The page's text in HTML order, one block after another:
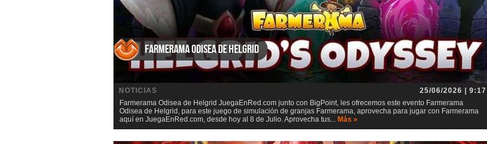
Farmerama Odisea de Helgrid
NOTICIAS
25/06/2026 | 9:17
Farmerama Odisea de Helgrid JuegaEnRed.com junto con BigPoint, les ofrecemos este evento Farmerama
Odisea de Helgrid, para este juego de simulación de granjas Farmerama, aprovecha para jugar con Farmerama
aquí en JuegaEnRed.com, desde hoy al 8 de Julio. Aprovecha tus... Más »